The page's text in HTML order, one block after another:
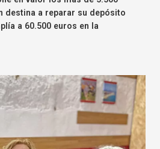
destina a reparar su depósito
a 60.500 euros en la